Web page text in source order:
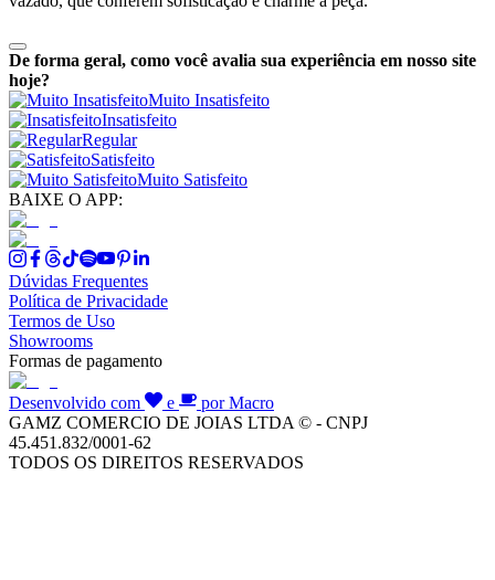
De forma geral, como você avalia sua experiência em nosso site
hoje?
Muito Insatisfeito
Insatisfeito
Regular
Satisfeito
Muito Satisfeito
BAIXE O APP:
Dúvidas Frequentes
Política de Privacidade
Termos de Uso
Showrooms
Formas de pagamento
Desenvolvido com e
por Macro
GAMZ COMERCIO DE JOIAS LTDA © - CNPJ
45.451.832/0001-62
TODOS OS DIREITOS RESERVADOS